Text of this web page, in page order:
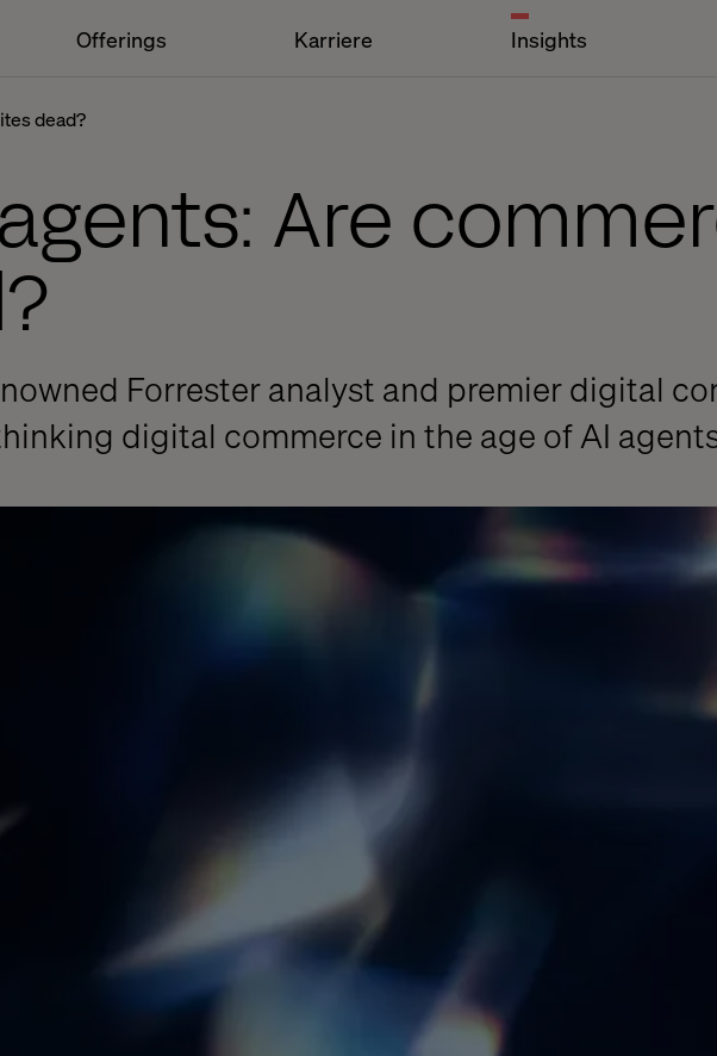
Offerings Karriere Insights
dead?
Are
Forrester analyst and premier digital
digital commerce in the age of AI